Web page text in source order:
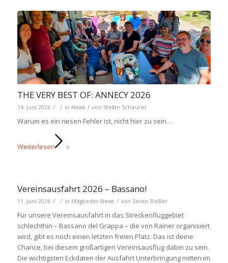
THE VERY BEST OF: ANNECY 2026
14. Juni 2026 / / in News / von Stefan Scheurer
Warum es ein riesen Fehler ist, nicht hier zu sein…
Weiterlesen
Vereinsausfahrt 2026 – Bassano!
11. Juni 2026 / / in Mitglieder-News / von Seven Rößler
Für unsere Vereinsausfahrt in das Streckenfluggebiet
schlechthin – Bassano del Grappa – die von Rainer organisiert
wird, gibt es noch einen letzten freien Platz. Das ist deine
Chance, bei diesem großartigen Vereinsausflug dabei zu sein.
Die wichtigsten Eckdaten der Ausfahrt Unterbringung mitten im